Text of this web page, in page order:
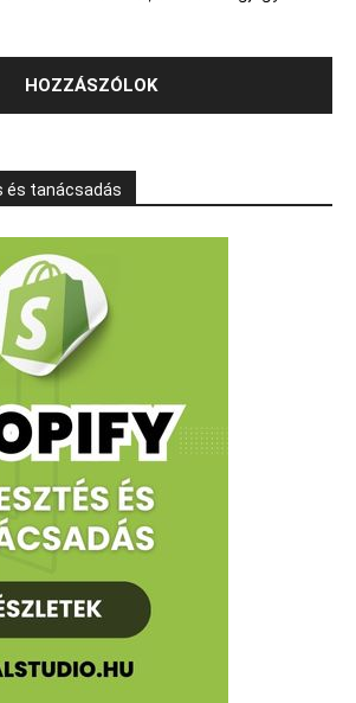
és tanácsadás